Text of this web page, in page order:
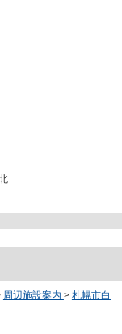
周辺施設案内 > 札幌市白